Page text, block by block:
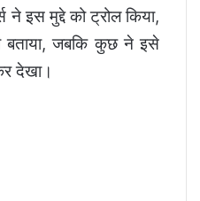
ने इस मुद्दे को ट्रोल किया,
बताया, जबकि कुछ ने इसे
देखा।